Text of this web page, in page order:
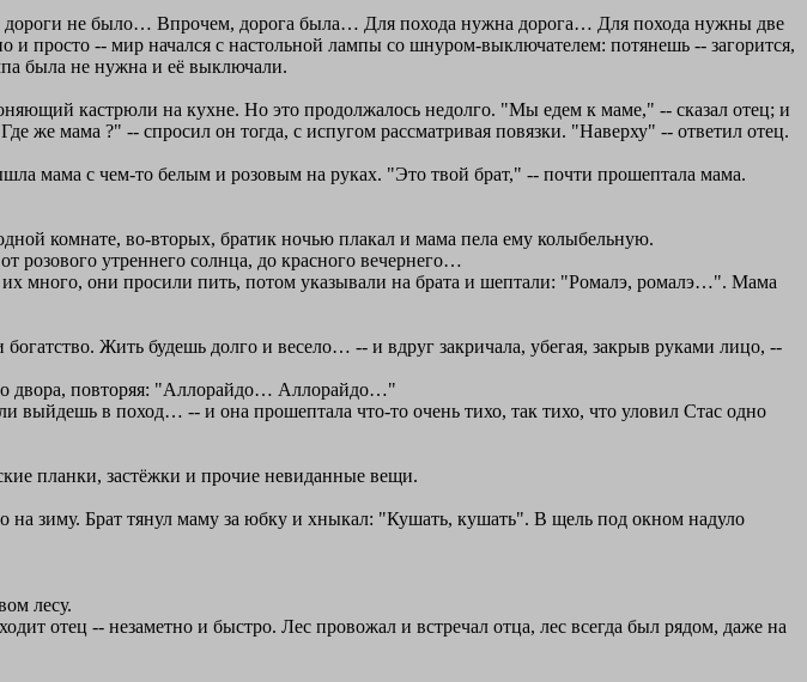
дороги не было… Впрочем, дорога была… Для похода нужна дорога… Для похода нужны две
просто -- мир начался с настольной лампы со шнуром-выключателем: потянешь -- загорится,
была не нужна и её выключали.
кастрюли на кухне. Но это продолжалось недолго. "Мы едем к маме," -- сказал отец; и
же мама ?" -- спросил он тогда, с испугом рассматривая повязки. "Наверху" -- ответил отец.
мама с чем-то белым и розовым на руках. "Это твой брат," -- почти прошептала мама.
комнате, во-вторых, братик ночью плакал и мама пела ему колыбельную.
розового утреннего солнца, до красного вечернего…
много, они просили пить, потом указывали на брата и шептали: "Ромалэ, ромалэ…". Мама
Жить будешь долго и весело… -- и вдруг закричала, убегая, закрыв руками лицо, --
двора, повторяя: "Аллорайдо… Аллорайдо…"
выйдешь в поход… -- и она прошептала что-то очень тихо, так тихо, что уловил Стас одно
планки, застёжки и прочие невиданные вещи.
зиму. Брат тянул маму за юбку и хныкал: "Кушать, кушать". В щель под окном надуло
лесу.
отец -- незаметно и быстро. Лес провожал и встречал отца, лес всегда был рядом, даже на